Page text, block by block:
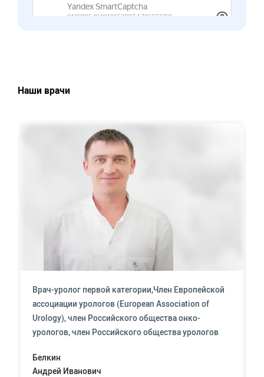
Наши врачи
Врач-уролог первой категории,Член Европейской
ассоциации урологов (European Association of
Urology), член Российского общества онко-
урологов, член Российского общества урологов
Белкин
Андрей Иванович